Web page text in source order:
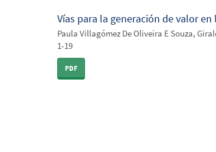
Vías para la generación de valor en
Paula Villagómez De Oliveira E Souza,
1-19
PDF